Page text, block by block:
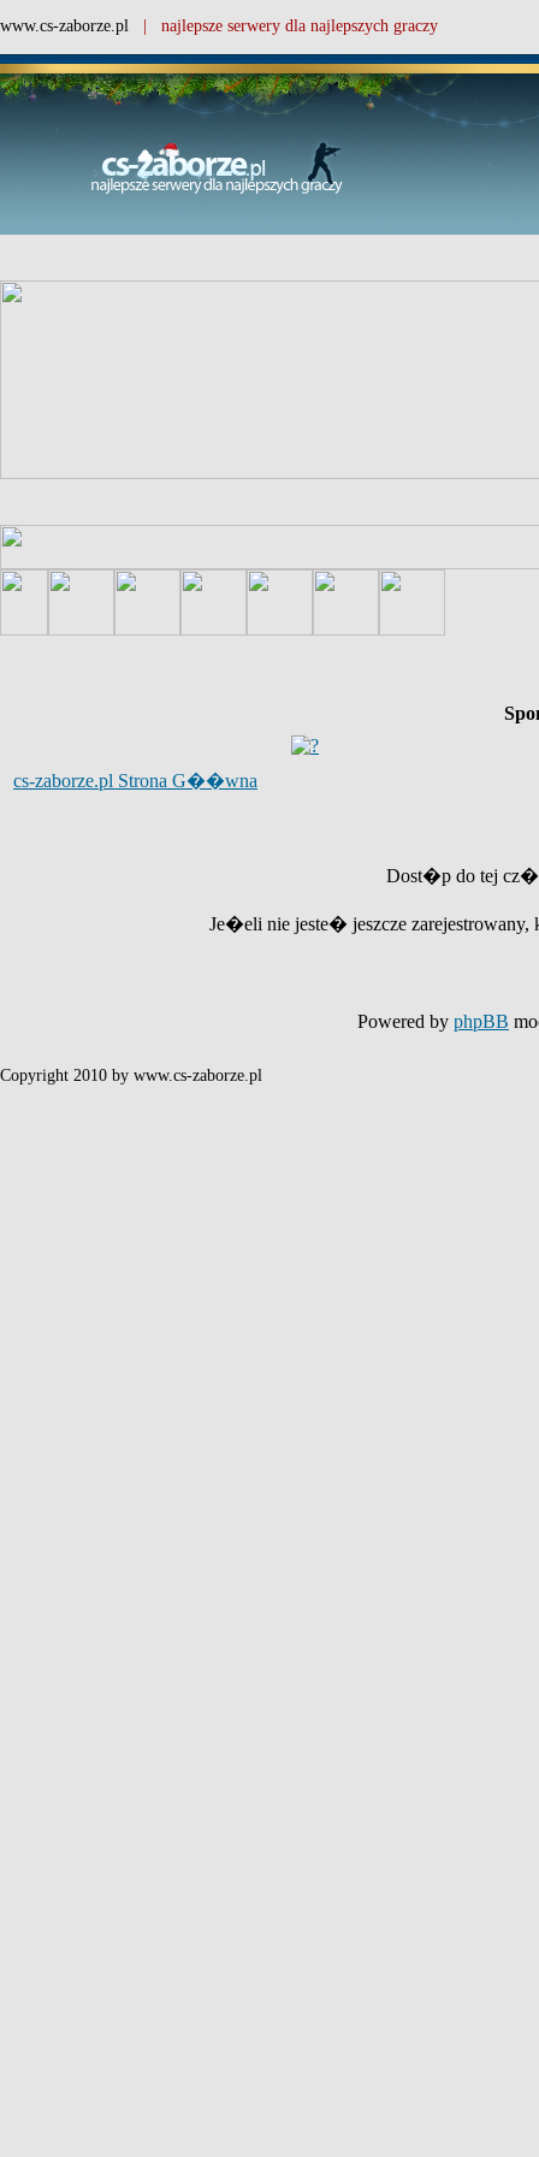
www.cs-zaborze.pl | najlepsze serwery dla najlepszych graczy
cs-zaborze.pl Strona G��wna
Dost�p do tej
Je�eli nie jeste� jeszcze
Powered by phpBB
Copyright 2010 by www.cs-zaborze.pl